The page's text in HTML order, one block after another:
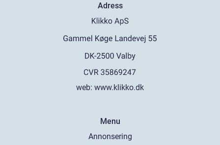
Adress
web: www.klikko.dk
Menu
Annonsering